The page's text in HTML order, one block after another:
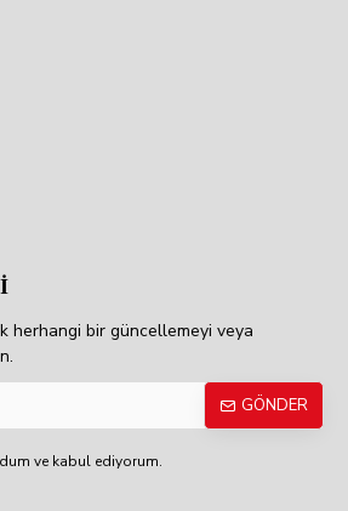
herhangi bir güncellemeyi veya
GÖNDER
ve kabul ediyorum.